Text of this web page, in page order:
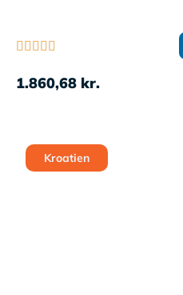
    
1.860,68 kr.
Kroatien